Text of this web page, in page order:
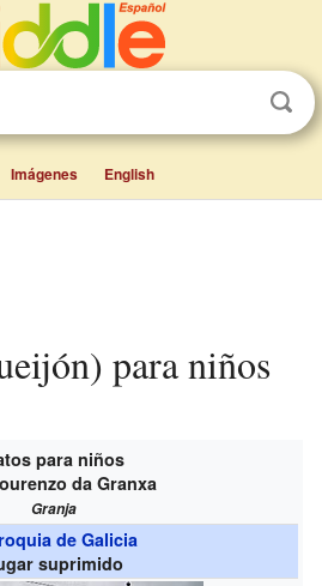
Imágenes English
para niños
para niños
da Granxa
Granja
de Galicia
suprimido